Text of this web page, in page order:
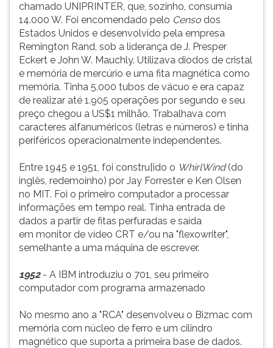
chamado UNIPRINTER, que, sozinho, consumia
14.000 W. Foi encomendado pelo Censo dos
Estados Unidos e desenvolvido pela empresa
Remington Rand, sob a liderança de J. Presper
Eckert e John W. Mauchly. Utilizava diodos de cristal
e memória de mercúrio e uma fita magnética como
memória. Tinha 5.000 tubos de vácuo e era capaz
de realizar até 1.905 operações por segundo e seu
preço chegou a US$1 milhão. Trabalhava com
caracteres alfanuméricos (letras e números) e tinha
periféricos operacionalmente independentes.
Entre 1945 e 1951, foi constru[ido o WhirlWind(do
inglês, redemoinho) por Jay Forrester e Ken Olsen
no MIT. Foi o primeiro computador a processar
informações em tempo real. Tinha entrada de
dados a partir de fitas perfuradas e saída
em monitor de vídeo CRT e/ou na "flexowriter",
semelhante a uma máquina de escrever.
1952- A IBM introduziu o 701, seu primeiro
computador com programa armazenado
No mesmo ano a "RCA" desenvolveu o Bizmac com
memória com núcleo de ferro e um cilindro
magnético que suporta a primeira base de dados.